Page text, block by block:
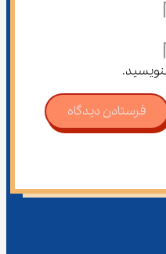
فرستادن دیدگاه